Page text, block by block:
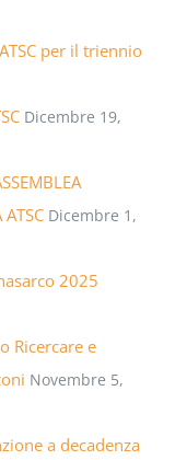
per il triennio
Dicembre 19,
ATSC Dicembre 1,
2025
Ricercare e
Novembre 5,
a decadenza